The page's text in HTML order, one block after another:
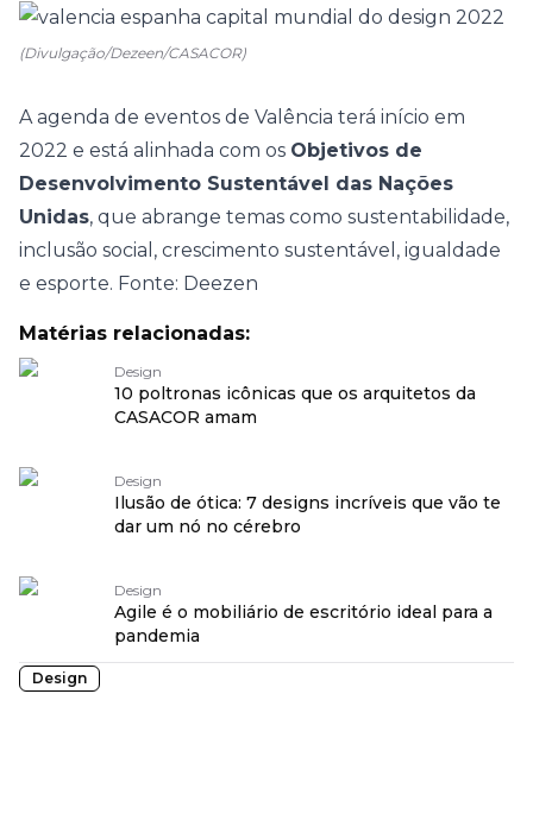
(Divulgação/Dezeen/CASACOR)
A agenda de eventos de Valência terá início em
2022 e está alinhada com os Objetivos de
Desenvolvimento Sustentável das Nações
Unidas, que abrange temas como sustentabilidade,
inclusão social, crescimento sustentável, igualdade
e esporte. Fonte: Deezen
Matérias relacionadas:
Design
10 poltronas icônicas que os arquitetos da
CASACOR amam
Design
Ilusão de ótica: 7 designs incríveis que vão te
dar um nó no cérebro
Design
Agile é o mobiliário de escritório ideal para a
pandemia
Design